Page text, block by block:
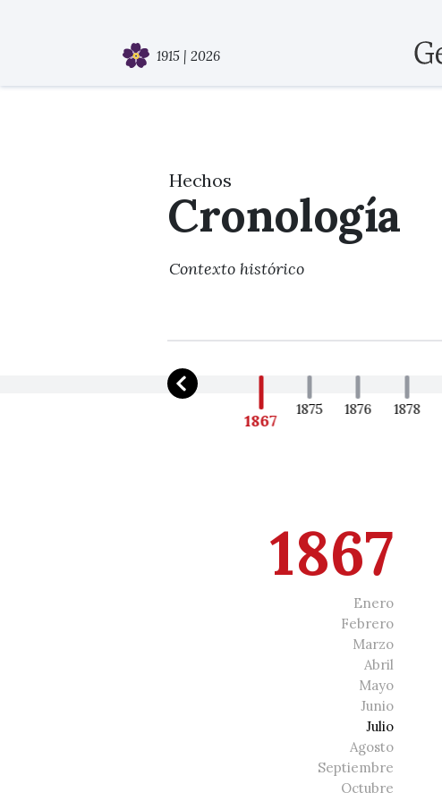
1915 | 2026
Hechos
Cronología
Contexto histórico
1867
1875 1876 1878
1867
Enero
Febrero
Marzo
Abril
Mayo
Junio
Julio
Agosto
Septiembre
Octubre